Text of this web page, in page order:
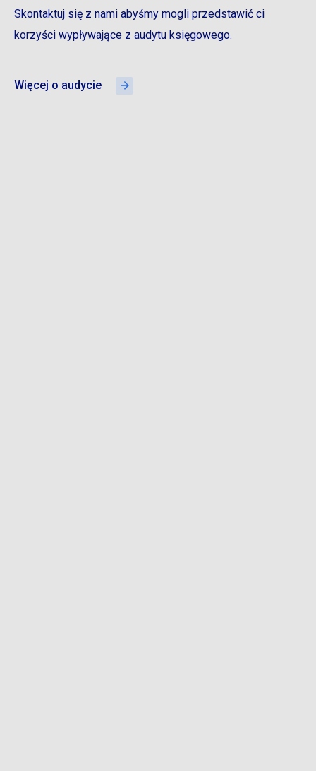
Skontaktuj się z nami abyśmy mogli przedstawić ci
korzyści wypływające z audytu księgowego.
Więcej o audycie